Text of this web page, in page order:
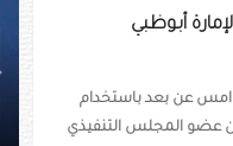
أبوظبي
امس عن بعد باستخدام
عضو المجلس التنفيذي
رئيس الدولة والرئيس الروسي
يبحثان علاقات التعاون بين البلدين